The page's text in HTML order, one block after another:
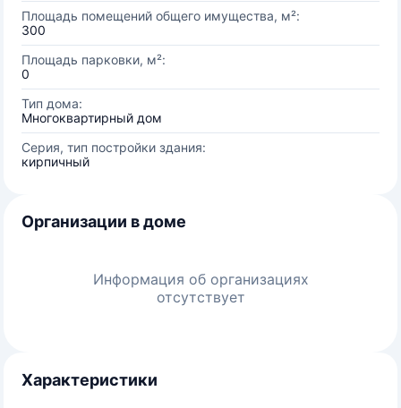
Площадь помещений общего имущества, м²:
300
Площадь парковки, м²:
0
Тип дома:
Многоквартирный дом
Серия, тип постройки здания:
кирпичный
Организации в доме
Информация об организациях
отсутствует
Характеристики